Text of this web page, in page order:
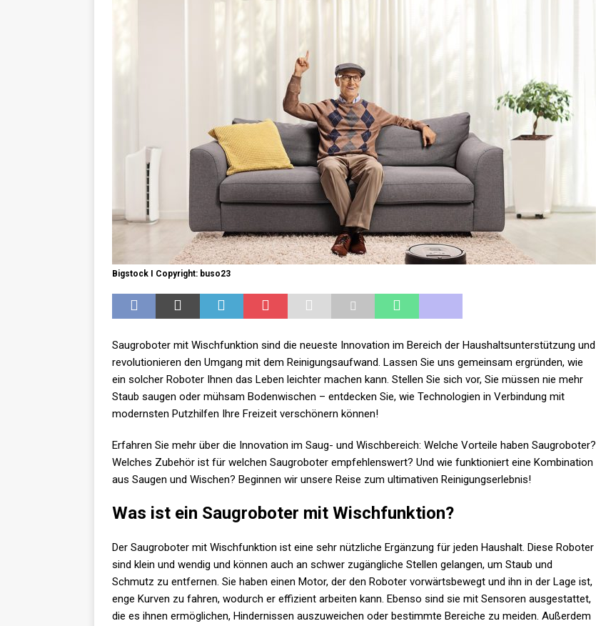
Bigstock I Copyright: buso23
Saugroboter mit Wischfunktion sind die neueste Innovation im Bereich der Haushaltsunterstützung und
revolutionieren den Umgang mit dem Reinigungsaufwand. Lassen Sie uns gemeinsam ergründen, wie
ein solcher Roboter Ihnen das Leben leichter machen kann. Stellen Sie sich vor, Sie müssen nie mehr
Staub saugen oder mühsam Bodenwischen – entdecken Sie, wie Technologien in Verbindung mit
modernsten Putzhilfen Ihre Freizeit verschönern können!
Erfahren Sie mehr über die Innovation im Saug- und Wischbereich: Welche Vorteile haben Saugroboter?
Welches Zubehör ist für welchen Saugroboter empfehlenswert? Und wie funktioniert eine Kombination
aus Saugen und Wischen? Beginnen wir unsere Reise zum ultimativen Reinigungserlebnis!
Was ist ein Saugroboter mit Wischfunktion?
Der Saugroboter mit Wischfunktion ist eine sehr nützliche Ergänzung für jeden Haushalt. Diese Roboter
sind klein und wendig und können auch an schwer zugängliche Stellen gelangen, um Staub und
Schmutz zu entfernen. Sie haben einen Motor, der den Roboter vorwärtsbewegt und ihn in der Lage ist,
enge Kurven zu fahren, wodurch er effizient arbeiten kann. Ebenso sind sie mit Sensoren ausgestattet,
die es ihnen ermöglichen, Hindernissen auszuweichen oder bestimmte Bereiche zu meiden. Außerdem